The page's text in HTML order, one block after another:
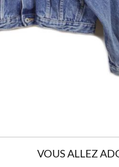
VOUS ALLEZ